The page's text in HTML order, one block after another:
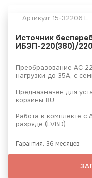
Артикул: 15-32206.L
Источник
ИБЭП-220(380)/
Преобразование АС
нагрузки до 35А, с
Предназначен для
корзины 8U.
Работа в комплекте с
разряде (LVBD).
Гарантия: 36 месяцев